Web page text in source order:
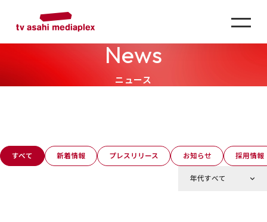
News
ニュース
すべて 新着情報 プレスリリース お知らせ 採用情報